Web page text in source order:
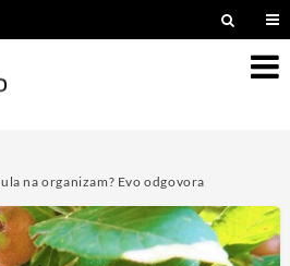
na organizam? Evo odgovora